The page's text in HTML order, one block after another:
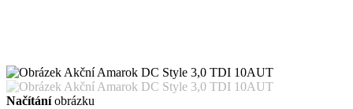
Načítáníobrázku